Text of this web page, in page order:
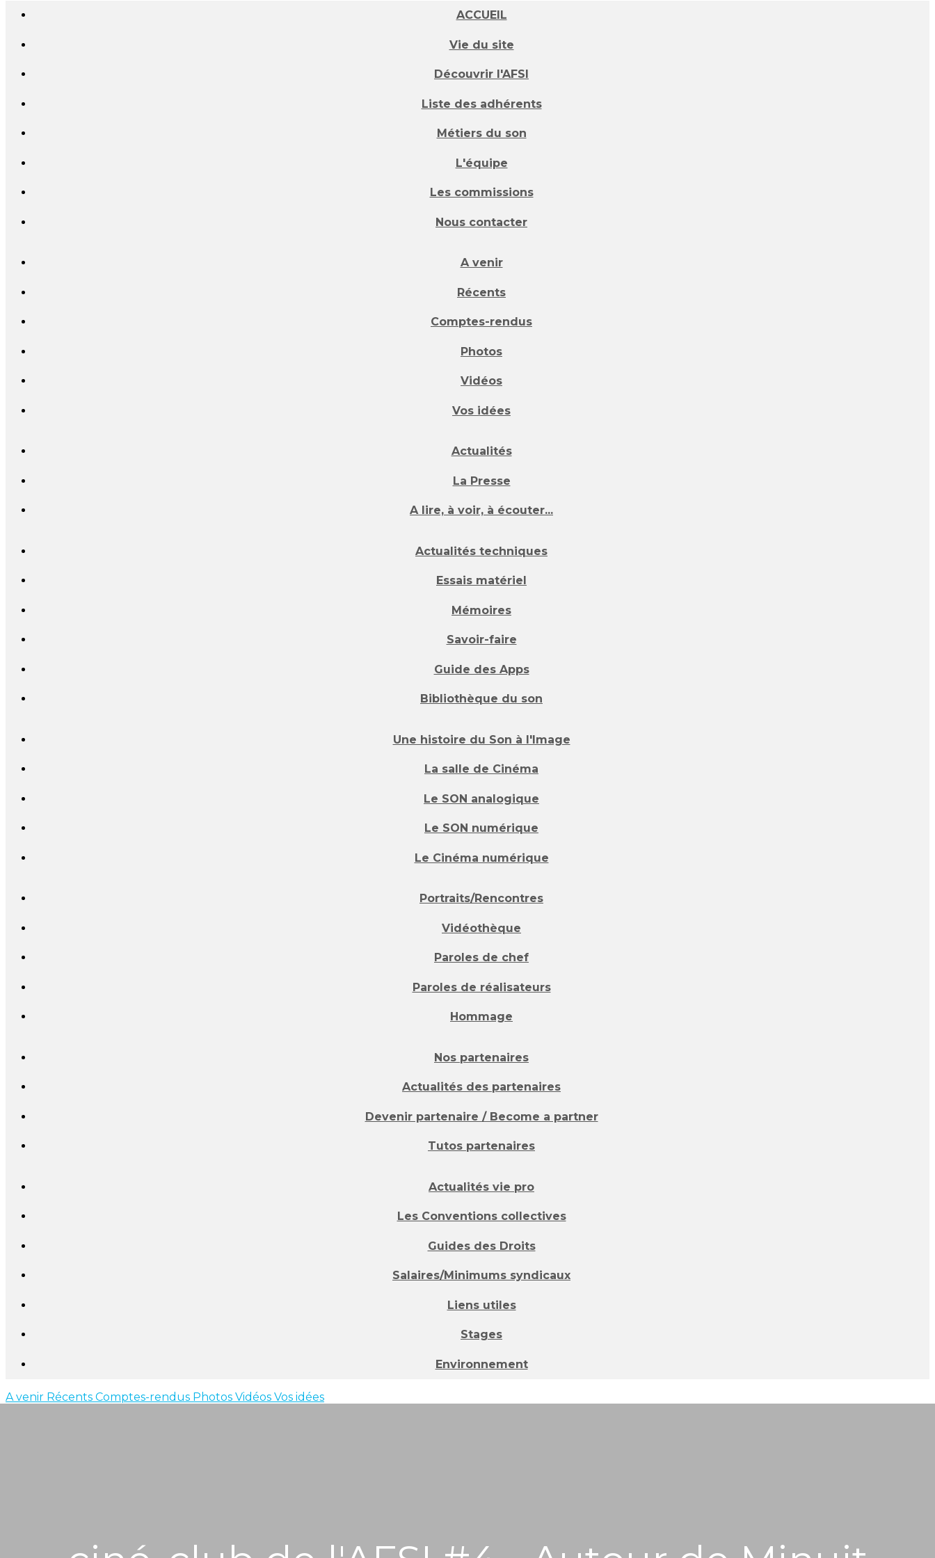
ACCUEIL
Vie du site
Découvrir l'AFSI
Liste des adhérents
Métiers du son
L'équipe
Les commissions
Nous contacter
A venir
Récents
Comptes-rendus
Photos
Vidéos
Vos idées
Actualités
La Presse
A lire, à voir, à écouter...
Actualités techniques
Essais matériel
Mémoires
Savoir-faire
Guide des Apps
Bibliothèque du son
Une histoire du Son à l'Image
La salle de Cinéma
Le SON analogique
Le SON numérique
Le Cinéma numérique
Portraits/Rencontres
Vidéothèque
Paroles de chef
Paroles de réalisateurs
Hommage
Nos partenaires
Actualités des partenaires
Devenir partenaire / Become a partner
Tutos partenaires
Actualités vie pro
Les Conventions collectives
Guides des Droits
Salaires/Minimums syndicaux
Liens utiles
Stages
Environnement
A venir Récents Comptes-rendus Photos Vidéos Vos idées